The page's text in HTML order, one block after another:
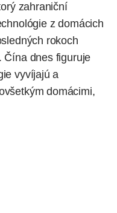
zahraniční
z domácich
rokoch
Čína dnes figuruje
vyvíjajú a
domácimi,